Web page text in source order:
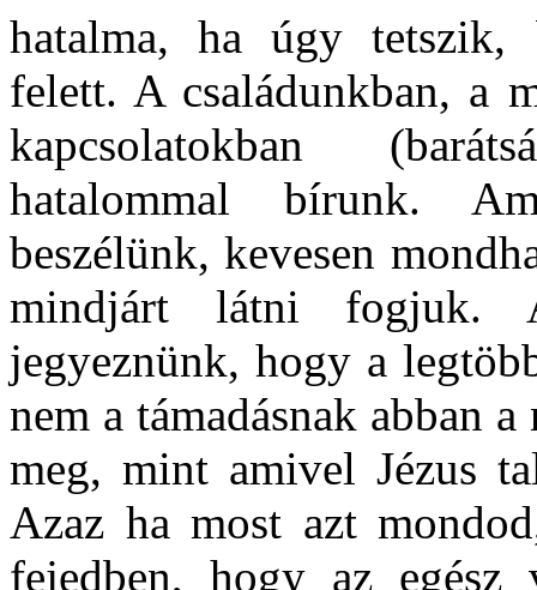
hatalma, ha úgy tetszik,
felett. A családunkban, a
kapcsolatokban
hatalommal bírunk.
beszélünk, kevesen
mindjárt látni fogjuk.
jegyeznünk, hogy a
nem a támadásnak abban
meg, mint amivel Jézus
Azaz ha most azt
fejedben, hogy az egész